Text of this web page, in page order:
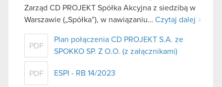
Zarząd CD PROJEKT Spółka Akcyjna z siedzibą w
Warszawie („Spółka”), w nawiązaniu… Czytaj dalej
PDF
Plan połączenia CD PROJEKT S.A. ze
SPOKKO SP. Z O.O. (z załącznikami)
PDF ESPI - RB 14/2023